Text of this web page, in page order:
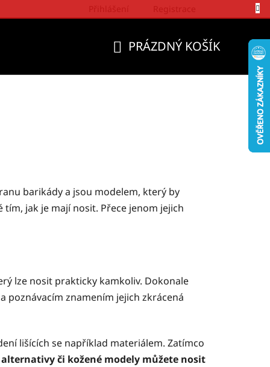
PRÁZDNÝ KOŠÍK
barikády a jsou modelem, který by
jak je mají nosit. Přece jenom jejich
lze nosit prakticky kamkoliv. Dokonale
poznávacím znamením jejich zkrácená
lišících se například materiálem. Zatímco
či kožené modely můžete nosit